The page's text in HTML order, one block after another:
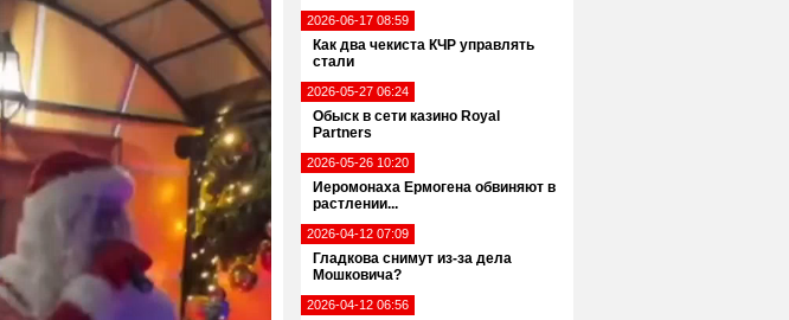
2026-06-17 08:59
Как два чекиста КЧР управлять
стали
2026-05-27 06:24
Обыск в сети казино Royal
Partners
2026-05-26 10:20
Иеромонаха Ермогена обвиняют в
растлении...
2026-04-12 07:09
Гладкова снимут из-за дела
Мошковича?
2026-04-12 06:56